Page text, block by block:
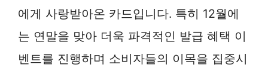
에게 사랑받아온 카드입니다. 특히 12월에
는 연말을 맞아 더욱 파격적인 발급 혜택 이
벤트를 진행하며 소비자들의 이목을 집중시